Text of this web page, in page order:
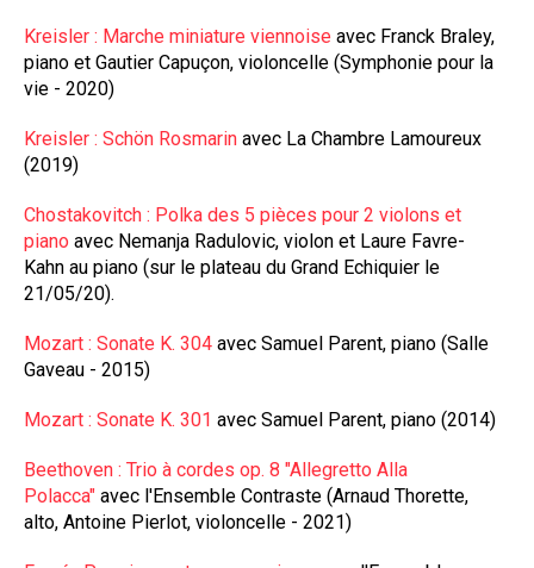
Kreisler : Marche miniature viennoise avec Franck Braley,
piano et Gautier Capuçon, violoncelle (Symphonie pour la
vie - 2020)
Kreisler : Schön Rosmarin avec La Chambre Lamoureux
(2019)
Chostakovitch : Polka des 5 pièces pour 2 violons et
piano avec Nemanja Radulovic, violon et Laure Favre-
Kahn au piano (sur le plateau du Grand Echiquier le
21/05/20).
Mozart : Sonate K. 304 avec Samuel Parent, piano (Salle
Gaveau - 2015)
Mozart : Sonate K. 301 avec Samuel Parent, piano (2014)
Beethoven : Trio à cordes op. 8 "Allegretto Alla
Polacca" avec l'Ensemble Contraste (Arnaud Thorette,
alto, Antoine Pierlot, violoncelle - 2021)